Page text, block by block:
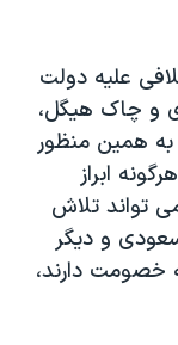
علیه دولت
و چاک هیگل،
به همین منظور
ابراز
تواند تلاش
و دیگر
خصومت دارند،